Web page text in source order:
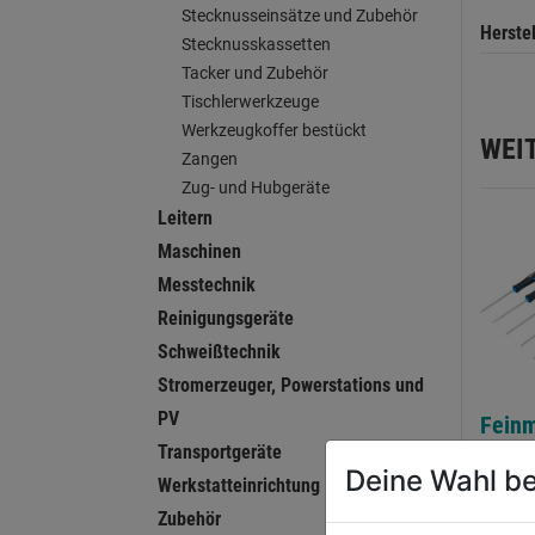
Stecknusseinsätze und Zubehör
Stecknusskassetten
Tacker und Zubehör
Tischlerwerkzeuge
Werkzeugkoffer bestückt
Zangen
Zug- und Hubgeräte
Leitern
Maschinen
Messtechnik
Reinigungsgeräte
Schweißtechnik
Stromerzeuger, Powerstations und
PV
Transportgeräte
Werkstatteinrichtung
Zubehör
inkl.
0.0
Deine Wahl